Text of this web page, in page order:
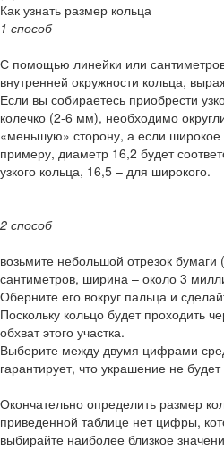
Как узнать размер кольца
1 способ
С помощью линейки или
внутренней окружности кольца,
Если вы собираетесь приобрести
колечко (2-6 мм), необходимо
«меньшую» сторону, а если
примеру, диаметр 16,2 будет
узкого кольца, 16,5 – для широкого.
2 способ
возьмите небольшой отрезок
сантиметров, ширина – около 3
Оберните его вокруг пальца и
Поскольку кольцо будет проходить
обхват этого участка.
Выберите между двумя цифрами
гарантирует, что украшение не
Окончательно определить размер
приведенной таблице нет цифры,
выбирайте наиболее близкое